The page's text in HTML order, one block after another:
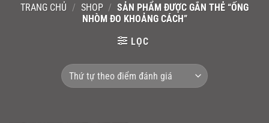
TRANG CHỦ / SHOP / SẢN PHẨM ĐƯỢC GẮN THẺ “ỐNG
NHÒM ĐO KHOẢNG CÁCH”
LỌC